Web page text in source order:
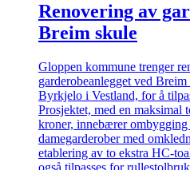
Renovering av
Breim skule
Gloppen kommune trenger
garderobeanlegget ved
Byrkjelo i Vestland, for å
Prosjektet, med en maksimal
kroner, innebærer ombygging
damegarderober med
etablering av to ekstra HC-